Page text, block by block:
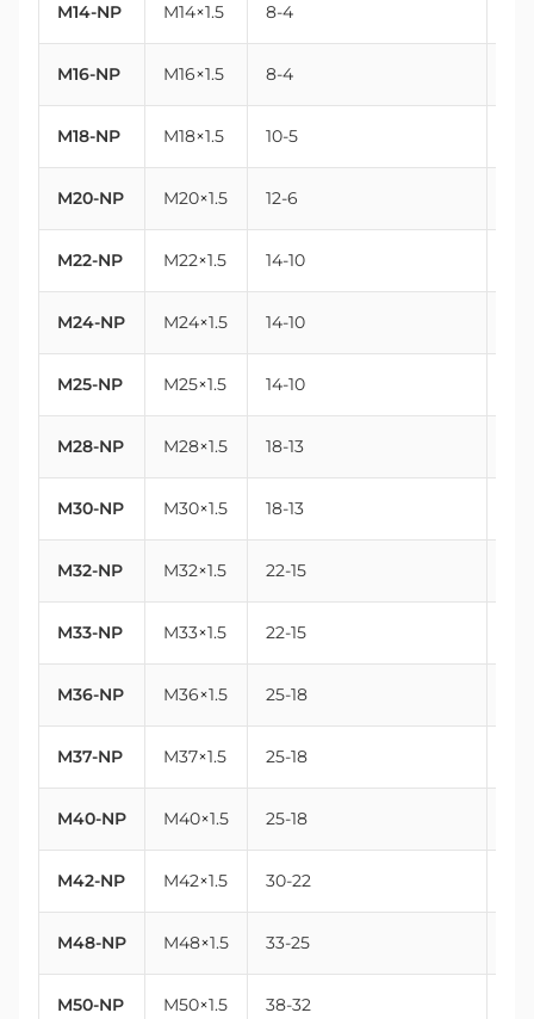
M14-NP M14×1.5 8-4
M16-NP M16×1.5 8-4
M18-NP M18×1.5 10-5
M20-NP M20×1.5 12-6
M22-NP M22×1.5 14-10
M24-NP M24×1.5 14-10
M25-NP M25×1.5 14-10
M28-NP M28×1.5 18-13
M30-NP M30×1.5 18-13
M32-NP M32×1.5 22-15
M33-NP M33×1.5 22-15
M36-NP M36×1.5 25-18
M37-NP M37×1.5 25-18
M40-NP M40×1.5 25-18
M42-NP M42×1.5 30-22
M48-NP M48×1.5 33-25
M50-NP M50×1.5 38-32